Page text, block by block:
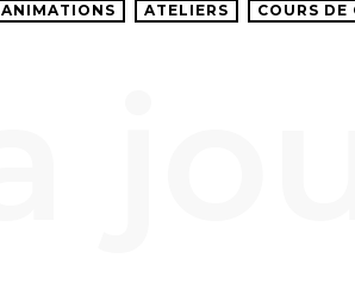
ANIMATIONS ATELIERS COURS DE